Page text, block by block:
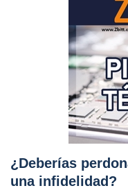
¿Deberías
una infidelidad?